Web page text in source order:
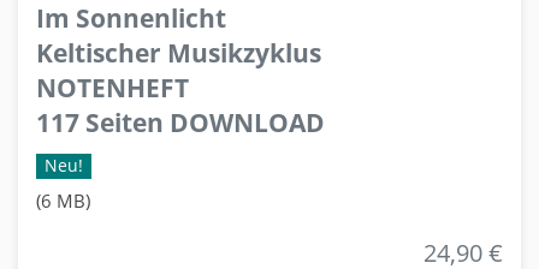
Im Sonnenlicht
Keltischer Musikzyklus
NOTENHEFT
117 Seiten DOWNLOAD
Neu!
(6 MB)
24,90 €